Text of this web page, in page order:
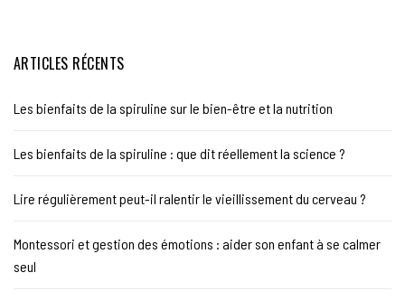
ARTICLES RÉCENTS
Les bienfaits de la spiruline sur le bien-être et la nutrition
Les bienfaits de la spiruline : que dit réellement la science ?
Lire régulièrement peut-il ralentir le vieillissement du cerveau ?
Montessori et gestion des émotions : aider son enfant à se calmer
seul